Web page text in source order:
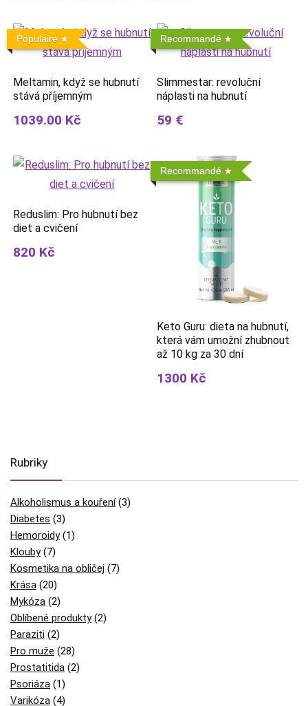
Populaire
Meltamin, když se hubnutí
stává příjemným
1039.00 Kč
Recommandé
Slimmestar: revoluční
náplasti na hubnutí
59 €
Reduslim: Pro hubnutí bez
diet a cvičení
820 Kč
Recommandé
Keto Guru: dieta na hubnutí,
která vám umožní zhubnout
až 10 kg za 30 dní
1300 Kč
Rubriky
Alkoholismus a kouření(3)
Diabetes (3)
Hemoroidy(1)
Klouby(7)
Kosmetika na obličej (7)
Krása (20)
Mykóza (2)
Oblíbené produkty(2)
Paraziti (2)
Pro muže (28)
Prostatitida (2)
Psoriáza (1)
Varikóza (4)